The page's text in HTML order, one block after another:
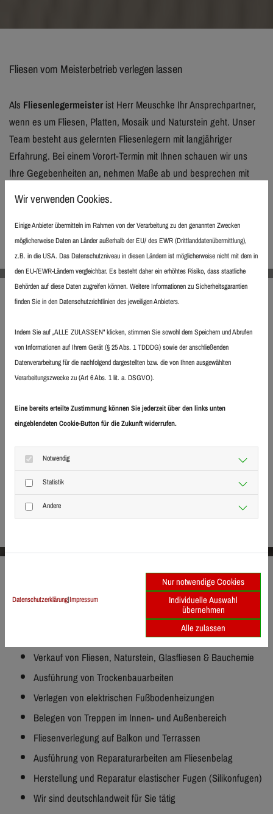
Fliesen vom Meisterbetrieb verlegen lassen
AlsFliesenlegermeisterist Herr Meuschke Ihr Ansprechpartner,
wenn es um Fliesen, Platten, Mosaik und Naturstein geht. Unser
Team besteht aus gelernten Fliesenlegern mit langjähriger
Erfahrung. Bei einem Vorort-Termin mit Ihnen schauen wir uns
Ihre Gegebenheiten an, nehmen Maße ab und besprechen mit
Ihnen die auszuführenden Arbeiten.
mehr zu Fliesentrends
Sie brauchen mehr als einen Fliesenleger?
Für IhrenKomplettumbaubringen wir die benötigten Gewerke
wie beispielsweise Sanitär, Heizung, Elektro, Maler mit und
Sie haben größere Aufträge?Kein Problem - unser großes und
Aufträge mit mehreren tausend Quadratmetern Fläche
fachgerecht und termingerechtauszuführen.
Jetzt Termin vereinbaren
Unser Leistungsumfang
Verlegung von Wand- und Bodenfliesen in jeder Größe
Verlegung von Fliesen, Natursteinen und Glasfliesen
Verkauf von Fliesen, Naturstein, Glasfliesen & Bauchemie
Ausführung von Trockenbauarbeiten
Verlegen von elektrischen Fußbodenheizungen
Belegen von Treppen im Innen- und Außenbereich
Fliesenverlegung auf Balkon und Terrassen
Ausführung von Reparaturarbeiten am Fliesenbelag
Herstellung und Reparatur elastischer Fugen (Silikonfugen)
Wir sind deutschlandweit für Sie tätig
Wir verwenden Cookies.
Einige Anbieter übermitteln im Rahmen von der Verarbeitung zu den genannten Zwecken
möglicherweise Daten an Länder außerhalb der EU/ des EWR (Drittlanddatenübermittlung),
z.B. in die USA. Das Datenschutzniveau in diesen Ländern ist möglicherweise nicht mit dem in
den EU-/EWR-Ländern vergleichbar. Es besteht daher ein erhöhtes Risiko, dass staatliche
Behörden auf diese Daten zugreifen können. Weitere Informationen zu Sicherheitsgarantien
finden Sie in den Datenschutzrichtlinien des jeweiligen Anbieters.
Indem Sie auf „ALLE ZULASSEN" klicken, stimmen Sie sowohl dem Speichern und Abrufen
von Informationen auf Ihrem Gerät (§ 25 Abs. 1 TDDDG) sowie der anschließenden
Datenverarbeitung für die nachfolgend dargestellten bzw. die von Ihnen ausgewählten
Verarbeitungszwecke zu (Art 6 Abs. 1 lit. a. DSGVO).
Eine bereits erteilte Zustimmung können Sie jederzeit über den links unten
eingeblendeten Cookie-Button für die Zukunft widerrufen.
Notwendig
Statistik
Andere
Datenschutzerklärung|Impressum
Nur notwendige Cookies
Individuelle Auswahl
übernehmen
Alle zulassen